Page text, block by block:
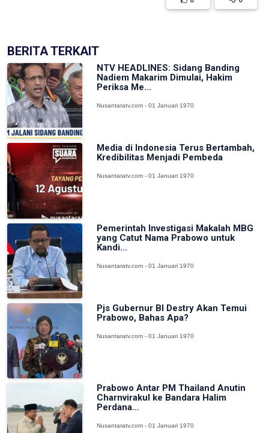
BERITA TERKAIT
NTV HEADLINES: Sidang Banding
Nadiem Makarim Dimulai, Hakim
Periksa Me...
Nusantaratv.com - 01 Januari 1970
Media di Indonesia Terus Bertambah,
Kredibilitas Menjadi Pembeda
Nusantaratv.com - 01 Januari 1970
Pemerintah Investigasi Makalah MBG
yang Catut Nama Prabowo untuk
Kandi...
Nusantaratv.com - 01 Januari 1970
Pjs Gubernur BI Destry Akan Temui
Prabowo, Bahas Apa?
Nusantaratv.com - 01 Januari 1970
Prabowo Antar PM Thailand Anutin
Charnvirakul ke Bandara Halim
Perdana...
Nusantaratv.com - 01 Januari 1970